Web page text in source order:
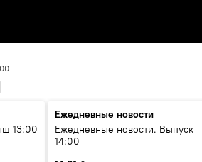
13:00
Ежедневные новости
Ежедневные новости. Выпуск
14:00